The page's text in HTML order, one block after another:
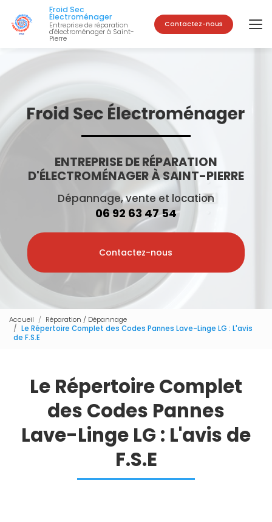
contenu
Froid Sec
Électroménager
Entreprise de réparation
d'électroménager à Saint-
Pierre
Contactez-nous
ENTREPRISE DE RÉPARATION
D'ÉLECTROMÉNAGER À SAINT-PIERRE
Dépannage, vente et location
06 92 63 47 54
Contactez-nous
Accueil
Réparation / Dépannage
Le Répertoire Complet des Codes Pannes Lave-Linge LG : L'avis
de F.S.E
Le Répertoire Complet
des Codes Pannes
Lave-Linge LG : L'avis de
F.S.E